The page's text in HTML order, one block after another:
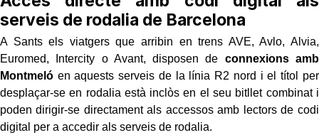
serveis de rodalia de Barcelona
A Sants els viatgers que arribin en trens AVE, Avlo, Alvia,
Euromed, Intercity o Avant, disposen de connexions amb
Montmeló en aquests serveis de la línia R2 nord i el títol per
desplaçar-se en rodalia està inclòs en el seu bitllet combinat i
poden dirigir-se directament als accessos amb lectors de codi
digital per a accedir als serveis de rodalia.